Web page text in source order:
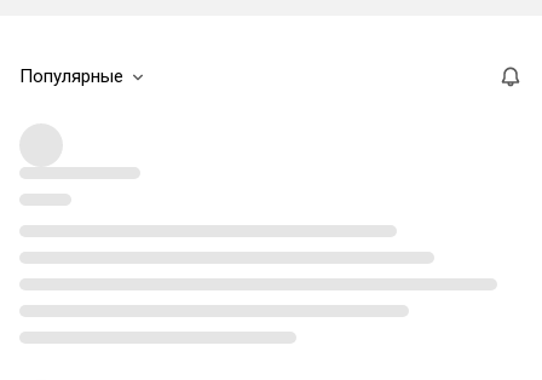
Популярные